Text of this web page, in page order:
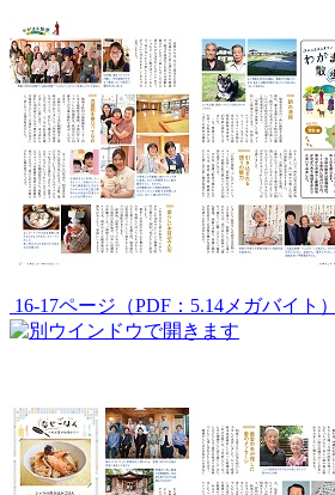
16-17ページ（PDF：5.14メガバイト）